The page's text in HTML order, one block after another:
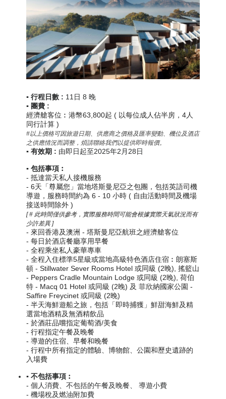
▪️ 行程日數 : 11日 8 晚
▪️ 團費 :
經濟艙客位︰港幣63,800起 ( 以每位成人佔半房，4人
同行計算 )
#以上價格可因旅遊日期、供應商之價格及匯率變動、機位及酒店
之供應情況而調整，煩請聯絡我們以提供即時報價。
▪️ 有效期 : 由即日起至2025年2月28日
▪️ 包括事項︰
-抵達當天私人接機服務
- 6天「尊屬您」當地塔斯曼尼亞之包團，包括英語司機
導遊，服務時間約為 6 - 10 小時 ( 自由活動時間及機場
接送時間除外 )
[ # 此時間僅供參考，實際服務時間可能會根據實際天氣狀況而有
少許差異 ]
- 來回香港及澳洲 - 塔斯曼尼亞航班之經濟艙客位
- 每日於酒店餐廳享用早餐
- 全程乘坐私人豪華專車
-全程入住標準5星級或當地高級特色酒店住宿︰朗塞斯
頓- Stillwater Sever Rooms Hotel 或同級 (2晚) ,搖籃山
- Peppers Cradle Mountain Lodge或同級 (2晚) ,荷伯
特 - Macq 01 Hotel或同級 (2晚) 及菲欣納國家公園-
Saffire Freycinet或同級 (2晚)
-半天海鮮遊船之旅，包括「即時捕獲」鮮甜海鮮及精
選當地酒精及無酒精飲品
- 於酒莊品嚐指定葡萄酒/美食
- 行程指定午餐及晚餐
- 導遊的住宿、早餐和晚餐
- 行程中所有指定的體驗、博物館、公園和歷史遺跡的
入場費
▪️ 不包括事項︰
- 個人消費、不包括的午餐及晚餐、 導遊小費
- 機場稅及燃油附加費